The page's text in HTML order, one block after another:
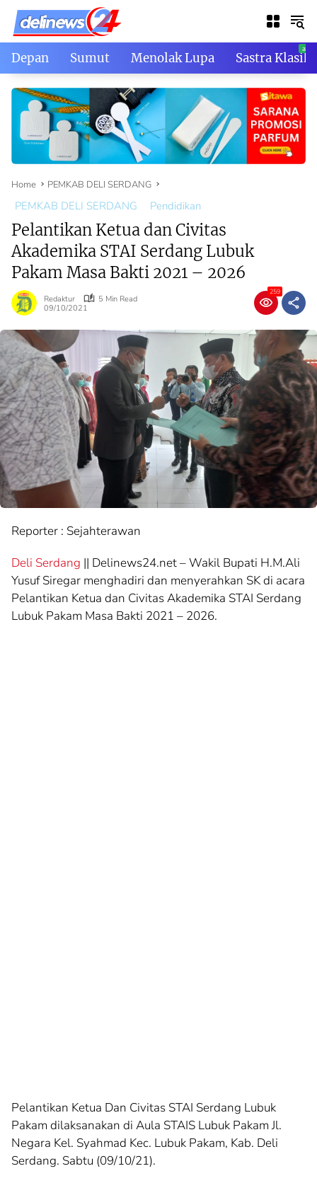
Skip
content
Depan Sumut Menolak Lupa Sastra Klasik
Home PEMKAB DELI SERDANG
PEMKAB DELI SERDANG Pendidikan
Pelantikan Ketua dan Civitas
Akademika STAI Serdang Lubuk
Pakam Masa Bakti 2021 – 2026
Redaktur
5 Min Read
09/10/2021
259
Reporter : Sejahterawan
Deli Serdang || Delinews24.net – Wakil Bupati H.M.Ali
Yusuf Siregar menghadiri dan menyerahkan SK di acara
Pelantikan Ketua dan Civitas Akademika STAI Serdang
Lubuk Pakam Masa Bakti 2021 – 2026.
Pelantikan Ketua Dan Civitas STAI Serdang Lubuk
Pakam dilaksanakan di Aula STAIS Lubuk Pakam Jl.
Negara Kel. Syahmad Kec. Lubuk Pakam, Kab. Deli
Serdang. Sabtu (09/10/21).